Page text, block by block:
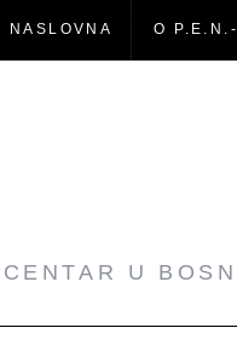
NASLOVNA O P.E.N.-
U